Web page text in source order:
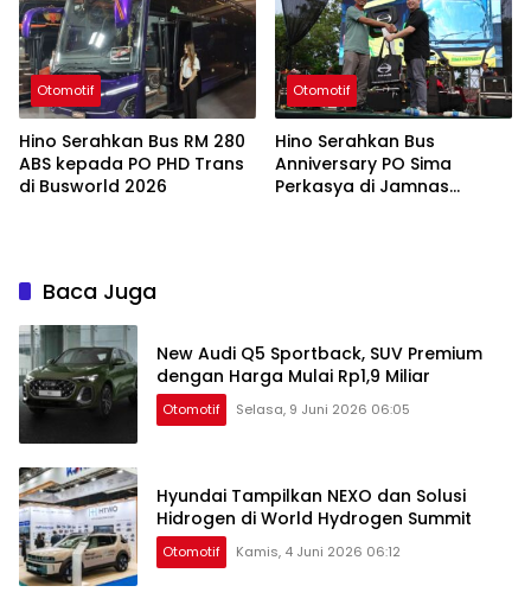
Otomotif
Hino Serahkan Bus RM 280
ABS kepada PO PHD Trans
di Busworld 2026
Otomotif
Hino Serahkan Bus
Anniversary PO Sima
Perkasya di Jamnas
Baca Juga
New Audi Q5 Sportback, SUV Premium
dengan Harga Mulai Rp1,9 Miliar
Otomotif Selasa, 9 Juni 2026 06:05
Hyundai Tampilkan NEXO dan Solusi
Hidrogen di World Hydrogen Summit
Otomotif Kamis, 4 Juni 2026 06:12